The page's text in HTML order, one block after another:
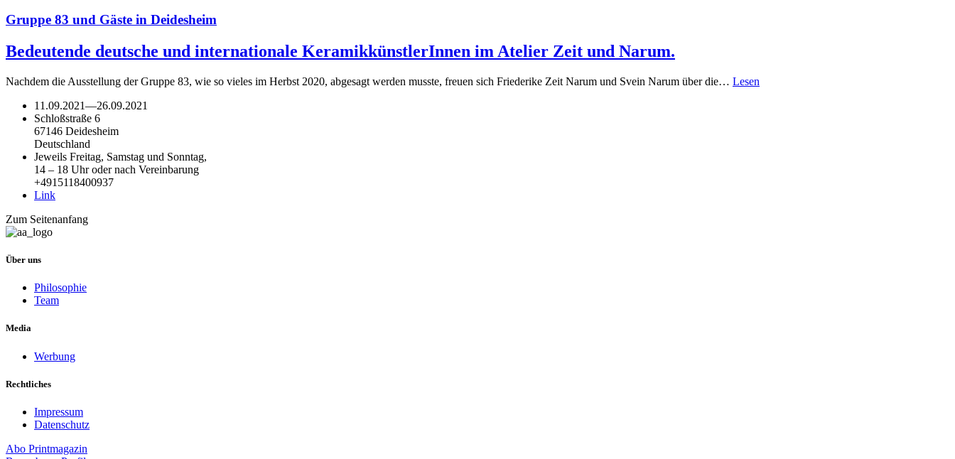
Gruppe 83 und Gäste in Deidesheim
Bedeutende deutsche und internationale KeramikkünstlerInnen im Atelier Zeit und Narum.
Nachdem die Ausstellung der Gruppe 83, wie so vieles im Herbst 2020, abgesagt werden musste, freuen sich Friederike Zeit Narum und Svein Narum über die… Lesen
11.09.2021—26.09.2021
Schloßstraße 6
67146 Deidesheim
Deutschland
Jeweils Freitag, Samstag und Sonntag,
14 – 18 Uhr oder nach Vereinbarung
+4915118400937
Link
Zum Seitenanfang
Über uns
Philosophie
Team
Media
Werbung
Rechtliches
Impressum
Datenschutz
Abo Printmagazin